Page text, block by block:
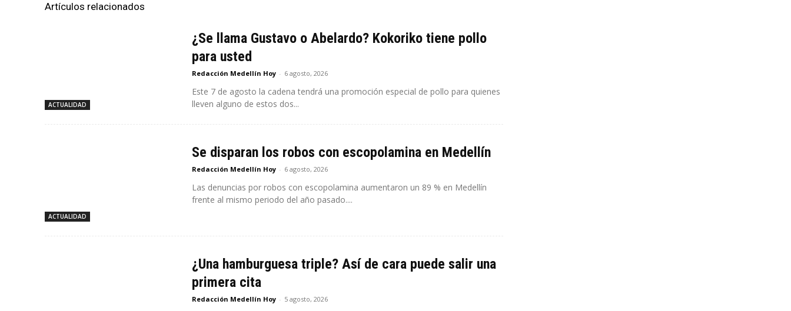
Artículos relacionados
ACTUALIDAD
¿Se llama Gustavo o Abelardo? Kokoriko tiene pollo
para usted
Redacción Medellín Hoy - 6 agosto, 2026
Este 7 de agosto la cadena tendrá una promoción especial de pollo para quienes
lleven alguno de estos dos...
ACTUALIDAD
Se disparan los robos con escopolamina en Medellín
Redacción Medellín Hoy - 6 agosto, 2026
Las denuncias por robos con escopolamina aumentaron un 89 % en Medellín
frente al mismo periodo del año pasado....
¿Una hamburguesa triple? Así de cara puede salir una
primera cita
Redacción Medellín Hoy - 5 agosto, 2026